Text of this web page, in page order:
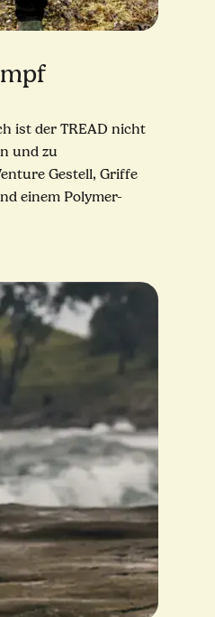
ist der TREAD nicht
und zu
Gestell, Griffe
einem Polymer-